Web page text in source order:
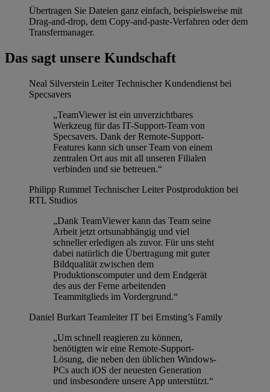
Übertragen Sie Dateien ganz einfach, beispielsweise mit
Drag-and-drop, dem Copy-and-paste-Verfahren oder dem
Transfermanager.
Das sagt unsere Kundschaft
Neal Silverstein Leiter Technischer Kundendienst bei
Specsavers
„TeamViewer ist ein unverzichtbares
Werkzeug für das IT-Support-Team von
Specsavers. Dank der Remote-Support-
Features kann sich unser Team von einem
zentralen Ort aus mit all unseren Filialen
verbinden und sie betreuen.“
Philipp Rummel Technischer Leiter Postproduktion bei
RTL Studios
„Dank TeamViewer kann das Team seine
Arbeit jetzt ortsunabhängig und viel
schneller erledigen als zuvor. Für uns steht
dabei natürlich die Übertragung mit guter
Bildqualität zwischen dem
Produktionscomputer und dem Endgerät
des aus der Ferne arbeitenden
Teammitglieds im Vordergrund.“
Daniel Burkart Teamleiter IT bei Ernsting’s Family
„Um schnell reagieren zu können,
benötigten wir eine Remote-Support-
Lösung, die neben den üblichen Windows-
PCs auch iOS der neuesten Generation
und insbesondere unsere App unterstützt.“